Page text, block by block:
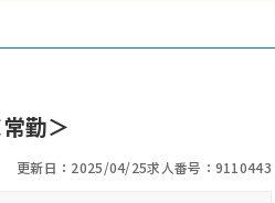
勤＞
更新日：2025/04/25求人番号：9110443